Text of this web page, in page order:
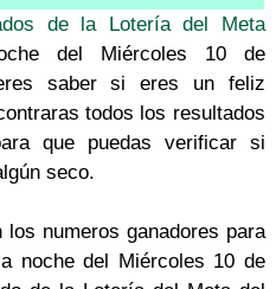
de la Lotería del Meta
del Miércoles 10 de
saber si eres un feliz
todos los resultados
que puedas verificar si
seco.
los numeros ganadores para
noche del Miércoles 10 de